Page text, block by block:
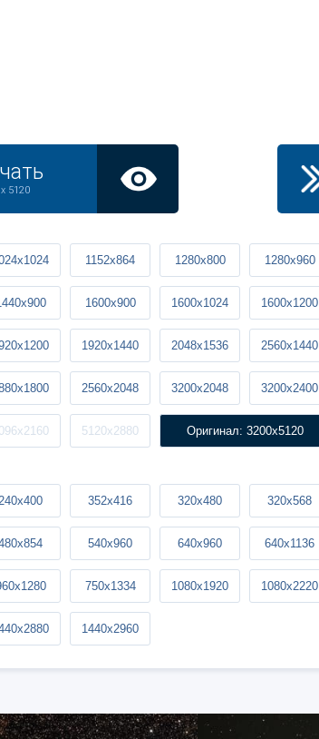
5120
1152x864 1280x800 1280x960
1600x900 1600x1024 1600x1200
1920x1440 2048x1536 2560x1440
2560x2048 3200x2048 3200x2400
5120x2880 Оригинал: 3200x5120
352x416 320x480 320x568
540x960 640x960 640x1136
750x1334 1080x1920 1080x2220
1440x2960